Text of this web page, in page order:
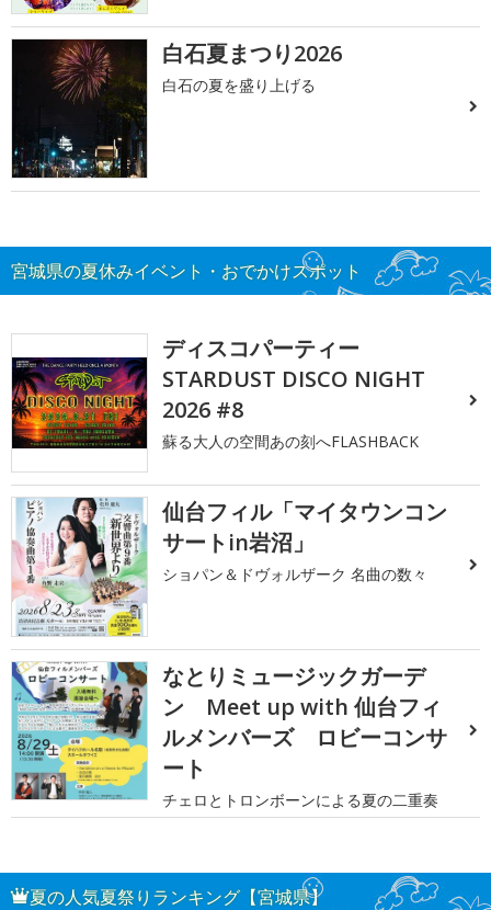
白石夏まつり2026
白石の夏を盛り上げる
宮城県の夏休みイベント・おでかけスポット
ディスコパーティー
STARDUST DISCO NIGHT
2026 #8
蘇る大人の空間あの刻へFLASHBACK
仙台フィル「マイタウンコン
サートin岩沼」
ショパン＆ドヴォルザーク 名曲の数々
なとりミュージックガーデ
ン Meet up with 仙台フィ
ルメンバーズ ロビーコンサ
ート
チェロとトロンボーンによる夏の二重奏
夏の人気夏祭りランキング【宮城県】